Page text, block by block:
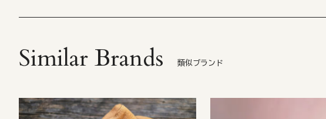
Similar Brands 類似ブランド